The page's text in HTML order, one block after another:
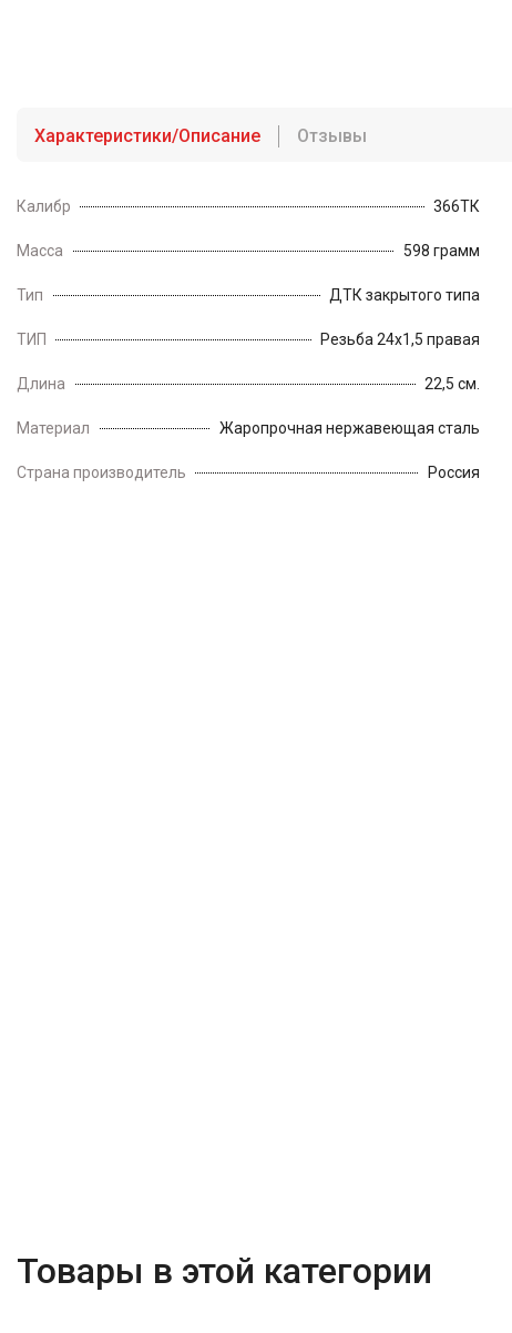
Характеристики/Описание Отзывы
Калибр 366ТК
Масса 598 грамм
Тип ДТК закрытого типа
ТИП Резьба 24х1,5 правая
Длина 22,5 см.
Материал Жаропрочная нержавеющая сталь
Страна производитель Россия
Товары в этой категории